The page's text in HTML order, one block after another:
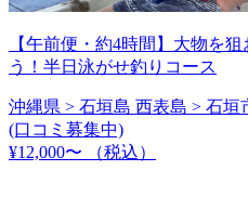
【午前便・約4時間】大物を狙
う！半日泳がせ釣りコース
沖縄県 > 石垣島 西表島 > 石垣
(口コミ募集中)
¥12,000〜
（税込）